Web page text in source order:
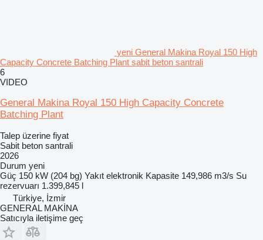
yeni General Makina Royal 150 High
Capacity Concrete Batching Plant sabit beton santrali
6
VIDEO
General Makina Royal 150 High Capacity Concrete
Batching Plant
Talep üzerine fiyat
Sabit beton santrali
2026
Durum yeni
Güç 150 kW (204 bg) Yakıt elektronik Kapasite 149,986 m3/s Su
rezervuarı 1.399,845 l
Türkiye, İzmir
GENERAL MAKİNA
Satıcıyla iletişime geç